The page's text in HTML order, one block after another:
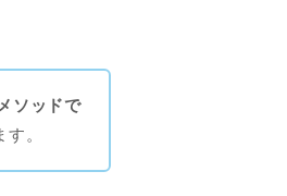
ソッドで
。